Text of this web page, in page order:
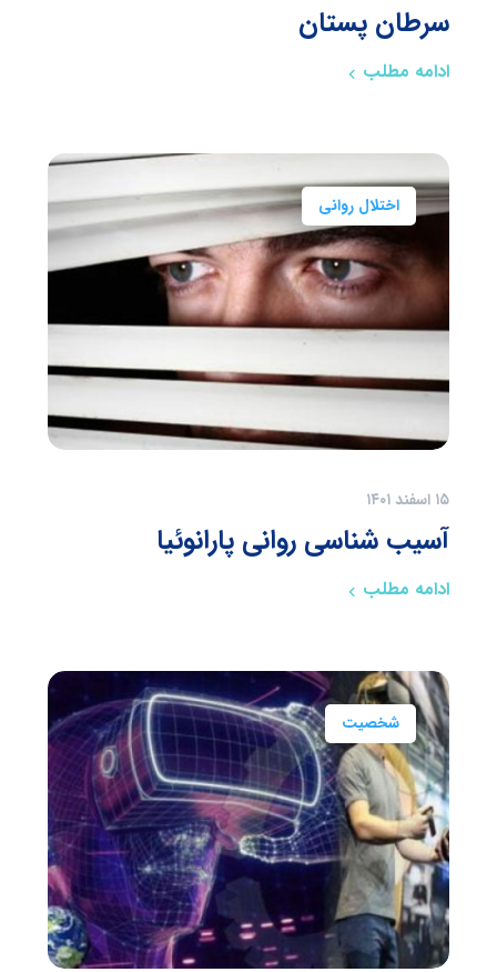
سرطان پستان
ادامه مطلب
اختلال روانی
۱۵ اسفند ۱۴۰۱
آسیب شناسی روانی پارانوئیا
ادامه مطلب
شخصیت